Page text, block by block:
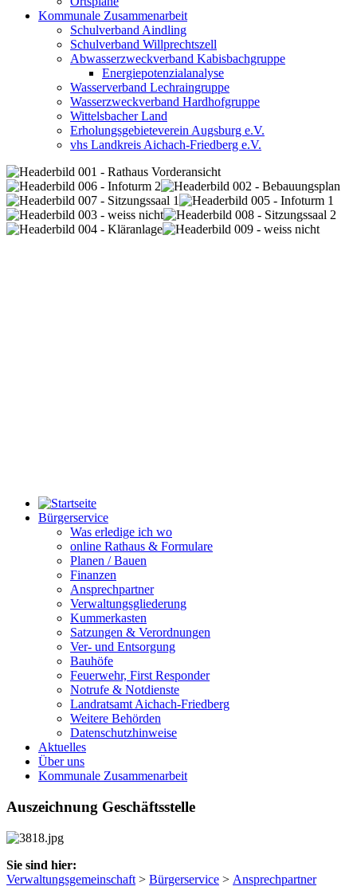
Kommunale Zusammenarbeit
Schulverband Aindling
Schulverband Willprechtszell
Abwasserzweckverband Kabisbachgruppe
Energiepotenzialanalyse
Wasserverband Lechraingruppe
Wasserzweckverband Hardhofgruppe
Wittelsbacher Land
Erholungsgebieteverein Augsburg e.V.
vhs Landkreis Aichach-Friedberg e.V.
Bürgerservice
Was erledige ich wo
online Rathaus & Formulare
Planen / Bauen
Finanzen
Ansprechpartner
Verwaltungsgliederung
Kummerkasten
Satzungen & Verordnungen
Ver- und Entsorgung
Bauhöfe
Feuerwehr, First Responder
Notrufe & Notdienste
Landratsamt Aichach-Friedberg
Weitere Behörden
Datenschutzhinweise
Aktuelles
Über uns
Kommunale Zusammenarbeit
Auszeichnung Geschäftsstelle
Sie sind hier:
Verwaltungsgemeinschaft > Bürgerservice > Ansprechpartner